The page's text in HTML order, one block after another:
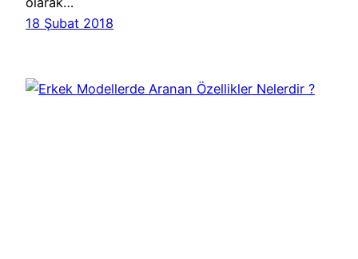
18 Şubat 2018